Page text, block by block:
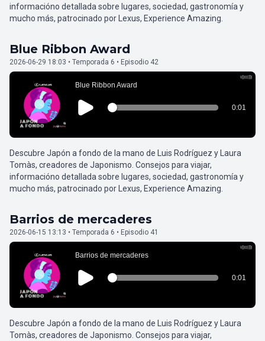
informacióno detallada sobre lugares, sociedad, gastronomía y
mucho más, patrocinado por Lexus, Experience Amazing.
Blue Ribbon Award
2026-06-29 18:03 • Temporada 6 • Episodio 42
Descubre Japón a fondo de la mano de Luis Rodríguez y Laura
Tomàs, creadores de Japonismo. Consejos para viajar,
informacióno detallada sobre lugares, sociedad, gastronomía y
mucho más, patrocinado por Lexus, Experience Amazing.
Barrios de mercaderes
2026-06-15 13:13 • Temporada 6 • Episodio 41
Descubre Japón a fondo de la mano de Luis Rodríguez y Laura
Tomàs, creadores de Japonismo. Consejos para viajar,